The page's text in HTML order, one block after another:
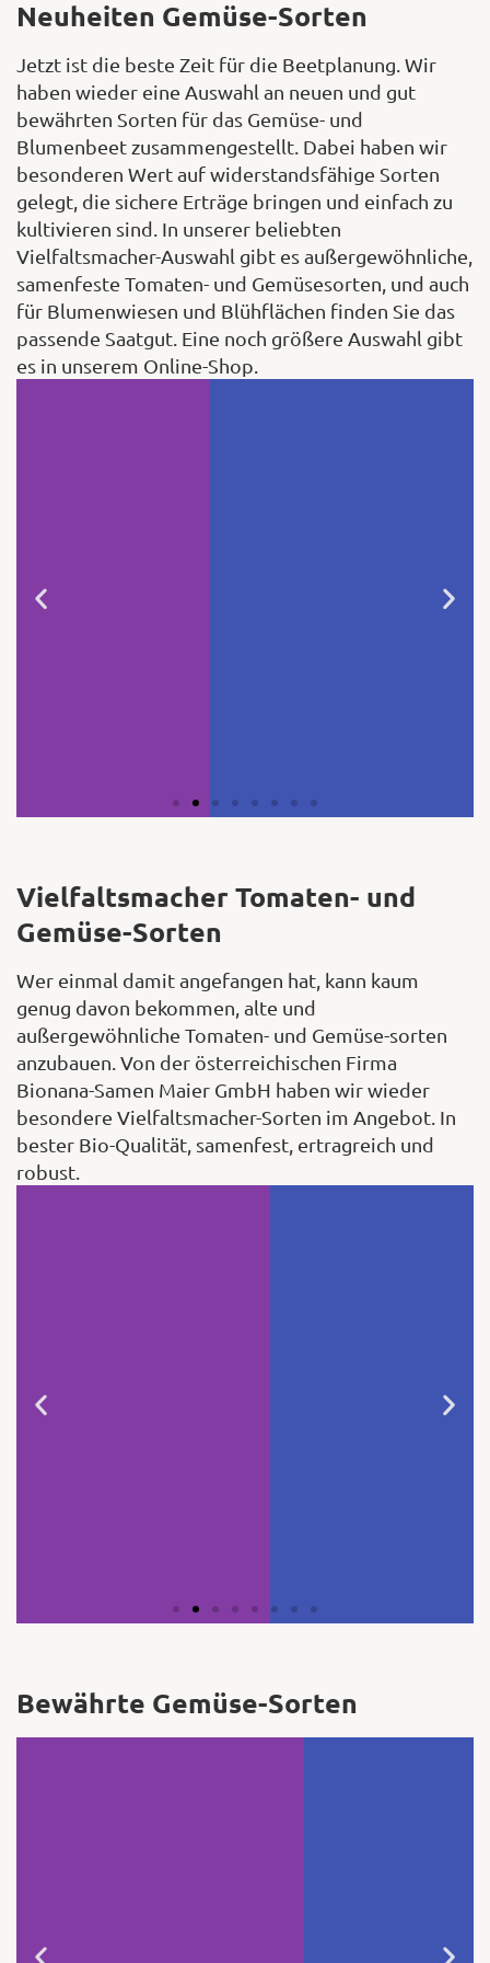
Neuheiten Gemüse-Sorten
Jetzt ist die beste Zeit für die Beetplanung. Wir
haben wieder eine Auswahl an neuen und gut
bewährten Sorten für das Gemüse- und
Blumenbeet zusammengestellt. Dabei haben wir
besonderen Wert auf widerstandsfähige Sorten
gelegt, die sichere Erträge bringen und einfach zu
kultivieren sind. In unserer beliebten
Vielfaltsmacher-Auswahl gibt es außergewöhnliche,
samenfeste Tomaten- und Gemüsesorten, und auch
für Blumenwiesen und Blühflächen finden Sie das
passende Saatgut. Eine noch größere Auswahl gibt
es in unserem Online-Shop.
Radieschen 'Ester' 5
Meter-Saatband
Vielfaltsmacher Tomaten- und
Gemüse-Sorten
Wer einmal damit angefangen hat, kann kaum
genug davon bekommen, alte und
außergewöhnliche Tomaten- und Gemüse-sorten
anzubauen. Von der österreichischen Firma
Bionana-Samen Maier GmbH haben wir wieder
besondere Vielfaltsmacher-Sorten im Angebot. In
bester Bio-Qualität, samenfest, ertragreich und
robust.
Bewährte Gemüse-Sorten